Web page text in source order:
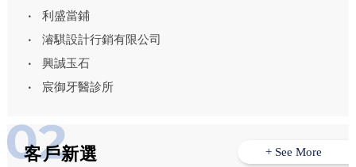
利盛當鋪
濬騏設計行銷有限公司
興誠玉石
宸御牙醫診所
客戶新選 + See More